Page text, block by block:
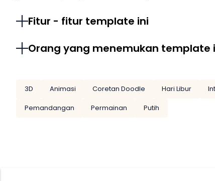
Fitur - fitur template ini
Orang yang menemukan template
3D Animasi Coretan Doodle Hari Libur
Pemandangan
Permainan Putih